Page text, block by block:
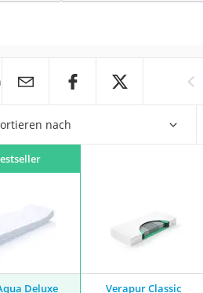
nach
Deluxe Verapur Classic